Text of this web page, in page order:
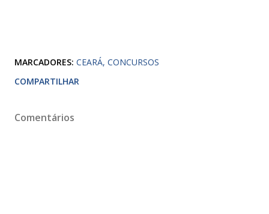
MARCADORES: CEARÁ CONCURSOS
COMPARTILHAR
Comentários